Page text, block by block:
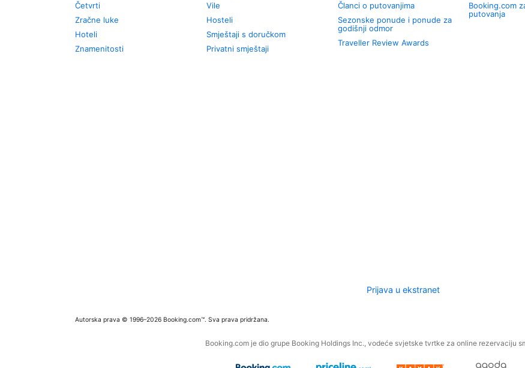
Četvrti
Zračne luke
Hoteli
Znamenitosti
Vile
Hosteli
Smještaji s doručkom
Privatni smještaji
Članci o putovanjima
Sezonske ponude i ponude za
godišnji odmor
Traveller Review Awards
Booking.com
putovanja
Prijava u ekstranet
Autorska prava © 1996–2026 Booking.com™. Sva prava pridržana.
Booking.com je dio grupe Booking Holdings Inc., vodeće svjetske tvrtke za online rezervaciju